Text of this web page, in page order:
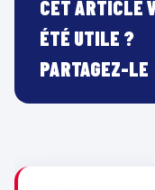
CET ARTICLE
ÉTÉ UTILE ?
PARTAGEZ-LE